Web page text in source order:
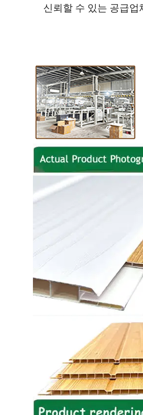
신뢰할 수 있는 공급업